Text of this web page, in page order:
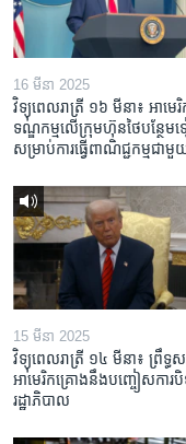
16 មីនា 2025
វិទ្យុពេលរាត្រី ១៦ មីនា៖ អាមេ
ទណ្ឌកម្ម​លើ​ក្រុមហ៊ុន​ថៃ​បន្ថែម​
សម្រាប់​ការ​ធ្វើ​ពាណិជ្ជកម្ម​ជាមួ
15 មីនា 2025
វិទ្យុពេលរាត្រី ១៤ មីនា៖ ព្រឹទ្ធ
អាមេរិកគ្រោងនឹងបញ្ចៀសការ
រដ្ឋាភិបាល